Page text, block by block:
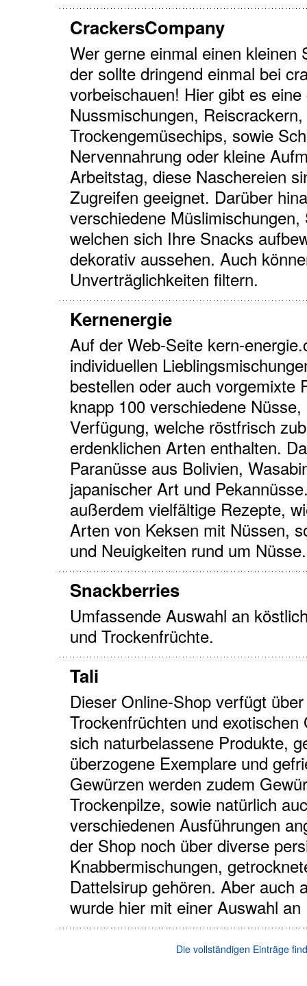
CrackersCompany
Wer gerne einmal einen
der sollte dringend einmal bei
vorbeischauen! Hier gibt es
Nussmischungen,
Trockengemüsechips, sowie
Nervennahrung oder kleine
Arbeitstag, diese Naschereien
Zugreifen geeignet. Darüber
verschiedene
welchen sich Ihre Snacks
dekorativ aussehen. Auch
Unverträglichkeiten filtern.
Kernenergie
Auf der Web-Seite kern-
individuellen
bestellen oder auch vorgemixte
knapp 100 verschiedene
Verfügung, welche röstfrisch
erdenklichen Arten enthalten.
Paranüsse aus Bolivien,
japanischer Art und
außerdem vielfältige Rezepte,
Arten von Keksen mit Nüssen,
und Neuigkeiten rund um Nüsse.
Snackberries
Umfassende Auswahl an
und Trockenfrüchte.
Tali
Dieser Online-Shop verfügt
Trockenfrüchten und
sich naturbelassene Produkte,
überzogene Exemplare und
Gewürzen werden zudem
Trockenpilze, sowie natürlich
verschiedenen Ausführungen
der Shop noch über diverse
Knabbermischungen,
Dattelsirup gehören. Aber auch
wurde hier mit einer Auswahl
Die vollständigen Einträge